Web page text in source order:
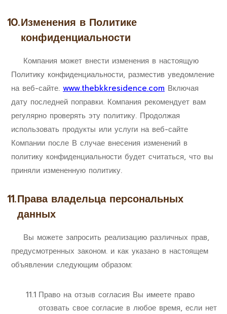
10.Изменения в Политике
конфиденциальности
Компания может внести изменения в настоящую
Политику конфиденциальности, разместив уведомление
на веб-сайте. www.thebkkresidence.com Включая
дату последней поправки. Компания рекомендует вам
регулярно проверять эту политику. Продолжая
использовать продукты или услуги на веб-сайте
Компании после В случае внесения изменений в
политику конфиденциальности будет считаться, что вы
приняли измененную политику.
11.Права владельца персональных
данных
Вы можете запросить реализацию различных прав,
предусмотренных законом. и как указано в настоящем
объявлении следующим образом:
11.1 Право на отзыв согласия Вы имеете право
отозвать свое согласие в любое время, если нет